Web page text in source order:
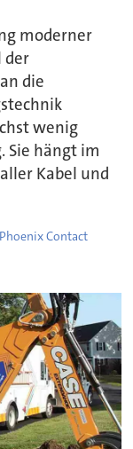
moderner
der
die
wenig
Sie hängt im
Kabel und
Contact